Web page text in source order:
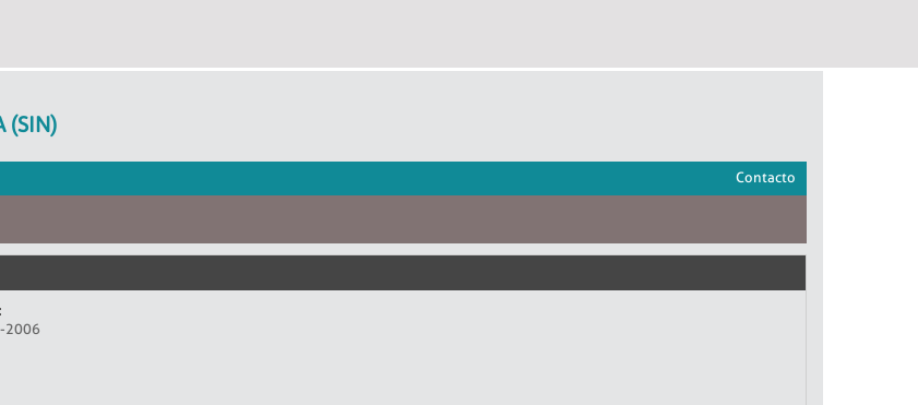
(SIN)
Contacto
2006